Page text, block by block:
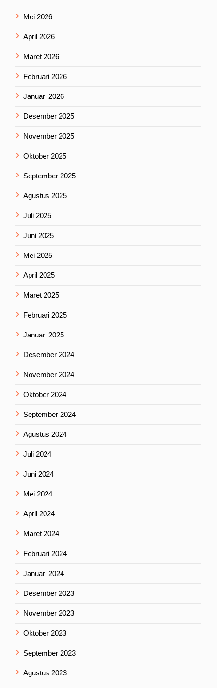
Mei 2026
April 2026
Maret 2026
Februari 2026
Januari 2026
Desember 2025
November 2025
Oktober 2025
September 2025
Agustus 2025
Juli 2025
Juni 2025
Mei 2025
April 2025
Maret 2025
Februari 2025
Januari 2025
Desember 2024
November 2024
Oktober 2024
September 2024
Agustus 2024
Juli 2024
Juni 2024
Mei 2024
April 2024
Maret 2024
Februari 2024
Januari 2024
Desember 2023
November 2023
Oktober 2023
September 2023
Agustus 2023